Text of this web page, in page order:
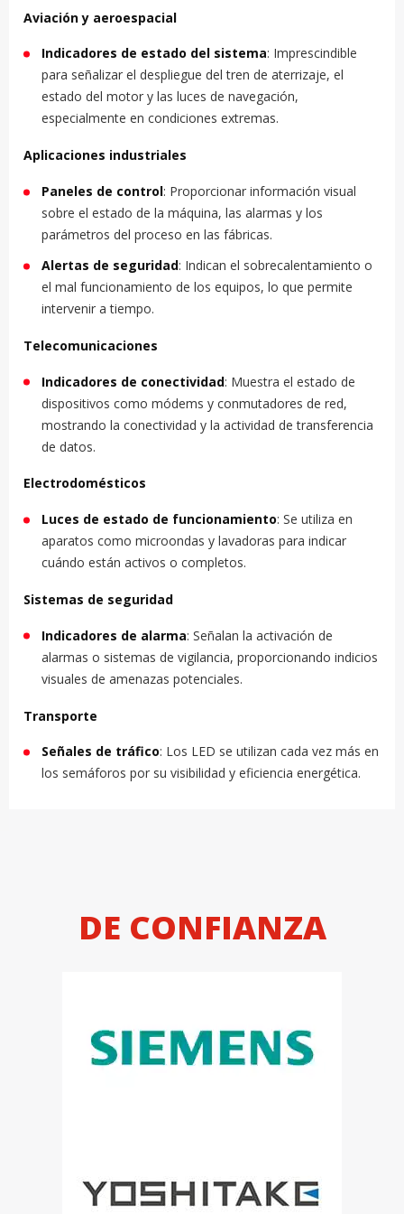
Aviación y aeroespacial
Indicadores de estado del sistema: Imprescindible
para señalizar el despliegue del tren de aterrizaje, el
estado del motor y las luces de navegación,
especialmente en condiciones extremas.
Aplicaciones industriales
Paneles de control: Proporcionar información visual
sobre el estado de la máquina, las alarmas y los
parámetros del proceso en las fábricas.
Alertas de seguridad: Indican el sobrecalentamiento o
el mal funcionamiento de los equipos, lo que permite
intervenir a tiempo.
Telecomunicaciones
Indicadores de conectividad: Muestra el estado de
dispositivos como módems y conmutadores de red,
mostrando la conectividad y la actividad de transferencia
de datos.
Electrodomésticos
Luces de estado de funcionamiento: Se utiliza en
aparatos como microondas y lavadoras para indicar
cuándo están activos o completos.
Sistemas de seguridad
Indicadores de alarma: Señalan la activación de
alarmas o sistemas de vigilancia, proporcionando indicios
visuales de amenazas potenciales.
Transporte
Señales de tráfico: Los LED se utilizan cada vez más en
los semáforos por su visibilidad y eficiencia energética.
DE CONFIANZA